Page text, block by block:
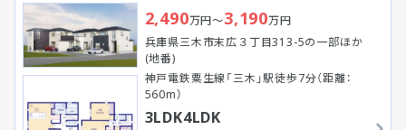
2,490万円～3,190万円
兵庫県三木市末広３丁目313-5の一部ほか
(地番)
神戸電鉄粟生線「三木」駅徒歩7分（距離：
560m）
3LDK4LDK